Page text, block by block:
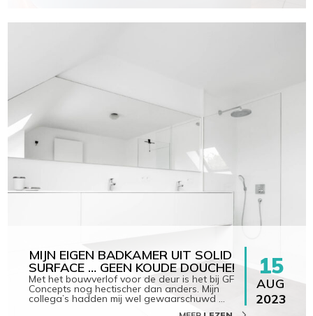
15
AUG
2023
MIJN EIGEN BADKAMER UIT SOLID
SURFACE … GEEN KOUDE DOUCHE!
Met het bouwverlof voor de deur is het bij GF
Concepts nog hectischer dan anders. Mijn
collega’s hadden mij wel gewaarschuwd …